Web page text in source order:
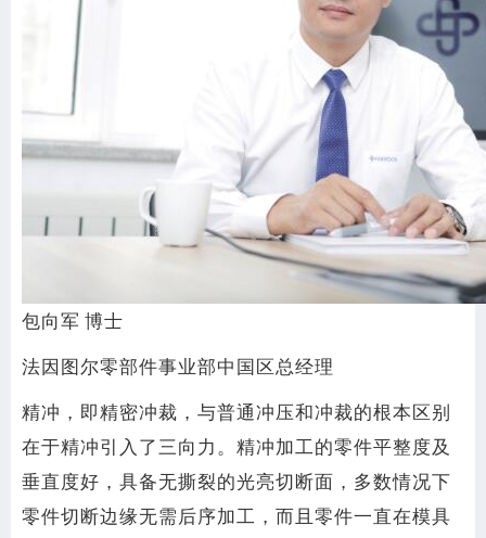
包向军 博士
法因图尔零部件事业部中国区总经理
精冲，即精密冲裁，与普通冲压和冲裁的根本区别
在于精冲引入了三向力。精冲加工的零件平整度及
垂直度好，具备无撕裂的光亮切断面，多数情况下
零件切断边缘无需后序加工，而且零件一直在模具